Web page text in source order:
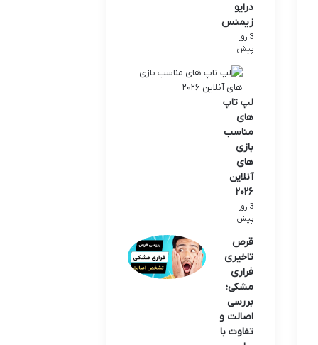
درایو
زیمنس
3 روز
پیش
لپ تاپ
های
مناسب
بازی
های
آنلاین
۲۰۲۶
3 روز
پیش
قرص
تاخیری
فراری
مشکی؛
بررسی
اصالت و
تفاوت با